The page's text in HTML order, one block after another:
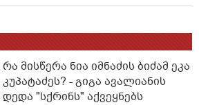
რა მისწერა ნია იმნაძის ბიძამ ეკა
კუპატაძეს? - გიგა ავალიანის
დედა "სქრინს" აქვეყნებს